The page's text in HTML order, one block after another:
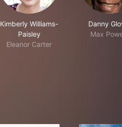
Kimberly Williams-
Paisley
Eleanor Carter
Danny
Max